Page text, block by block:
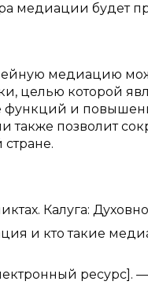
медиации будет
медиацию
целью которой
и
позволит
Калуга:
и кто такие
ресурс].